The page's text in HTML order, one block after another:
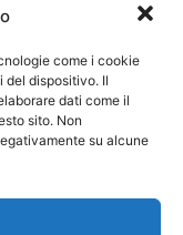
come i cookie
del dispositivo. Il
dati come il
sito. Non
su alcune